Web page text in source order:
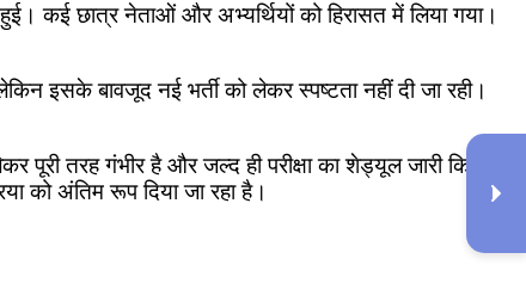
कई छात्र नेताओं और अभ्यर्थियों को हिरासत में लिया गया।
इसके बावजूद नई भर्ती को लेकर स्पष्टता नहीं दी जा रही।
पूरी तरह गंभीर है और जल्द ही परीक्षा का शेड्यूल जारी किया
को अंतिम रूप दिया जा रहा है।